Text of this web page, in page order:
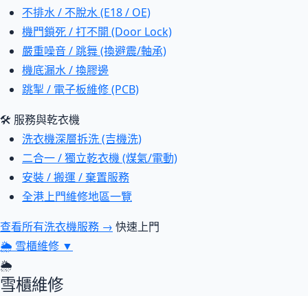
不排水 / 不脫水 (E18 / OE)
機門鎖死 / 打不開 (Door Lock)
嚴重噪音 / 跳舞 (換避震/軸承)
機底漏水 / 換膠邊
跳掣 / 電子板維修 (PCB)
🛠 服務與乾衣機
洗衣機深層拆洗 (吉機洗)
二合一 / 獨立乾衣機 (煤氣/電動)
安裝 / 搬運 / 棄置服務
全港上門維修地區一覽
查看所有洗衣機服務 → 快速上門
🌦 雪櫃維修 ▼
🌦
雪櫃維修